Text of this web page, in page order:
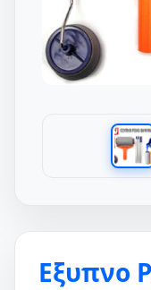
Εξυπνο